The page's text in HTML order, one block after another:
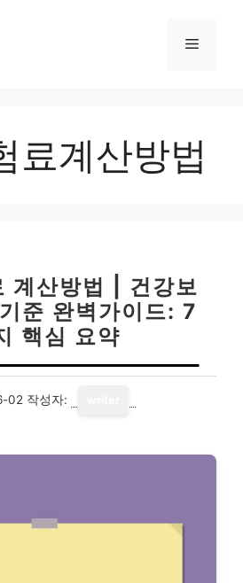
메
료계산방법
계산방법 | 건강보
준 완벽가이드: 7
핵심 요약
02 작성자: